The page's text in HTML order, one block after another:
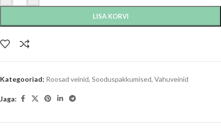
LISA KORVI
Kategooriad: Roosad veinid, Sooduspakkumised, Vahuveinid
Jaga: